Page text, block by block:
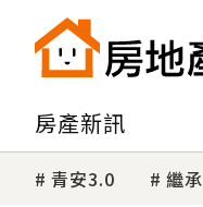
房產新訊
青安3.0 繼承